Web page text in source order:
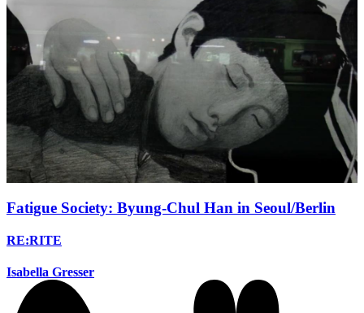
Fatigue Society: Byung-Chul Han in Seoul/Berlin
RE:RITE
Isabella Gresser